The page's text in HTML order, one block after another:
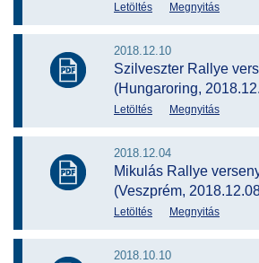
Letöltés Megnyitás
2018.12.10
Szilveszter Rallye
(Hungaroring,
Letöltés Megnyitás
2018.12.04
Mikulás Rallye
(Veszprém,
Letöltés Megnyitás
2018.10.10